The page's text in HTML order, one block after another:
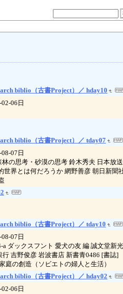
biblio（古書Project）／ hday10
06日
biblio（古書Project）／ tday07
07日
林の思考・砂漠の思考 鈴木秀夫 日本放
世界とは何だろうか 網野善彦 朝日新聞
biblio（古書Project）／ tday10
07日
a ダックスフント 愛犬の友 編 誠文堂新
行 吉野俊彦 岩波書店 新書青0486 [書誌]
庭の創造（ソビエトの婦人と生活）
biblio（古書Project）／ hday02
06日